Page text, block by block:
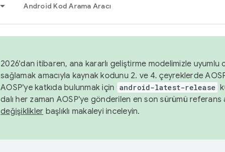
Android Kod Arama Aracı
2026'dan itibaren, ana kararlı geliştirme modelimizle uyumlu
sağlamak amacıyla kaynak kodunu 2. ve 4. çeyreklerde
AOSP'ye katkıda bulunmak için
android-latest-release
dalı her zaman AOSP'ye gönderilen en son sürümü referans
değişiklikler başlıklı makaleyi inceleyin.